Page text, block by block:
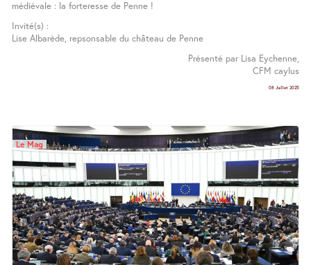
médiévale : la forteresse de Penne !
Invité(s) :
Lise Albarède, repsonsable du château de Penne
Présenté par Lisa Eychenne,
CFM caylus
08 Juillet 2025
Le Mag